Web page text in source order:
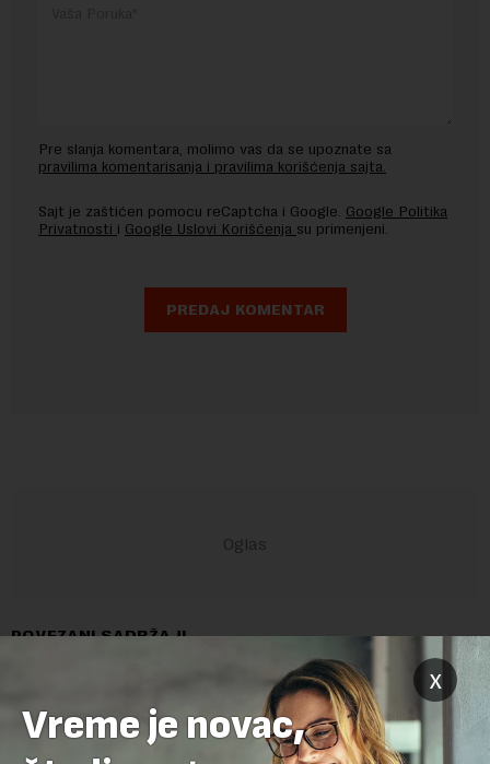
Pre slanja komentara, molimo vas da se upoznate sa
pravilima komentarisanja i pravilima korišćenja sajta.
Sajt je zaštićen pomocu reCaptcha i Google. Google Politika
Privatnosti i Google Uslovi Korišćenja su primenjeni.
POVEZANI SADRŽAJI
x
Vreme je novac,